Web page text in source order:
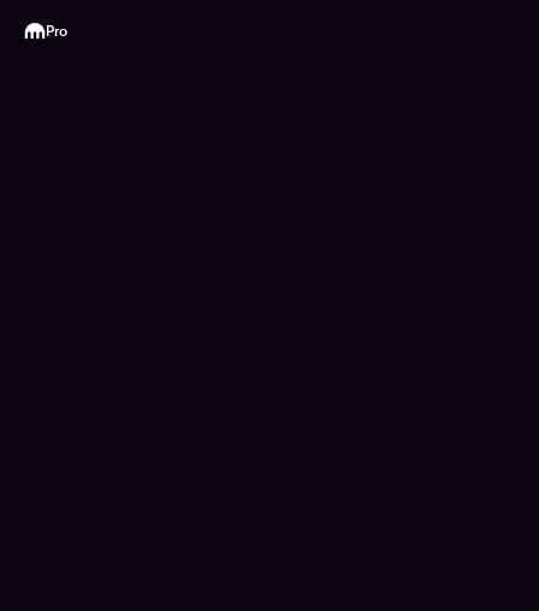
Kraken
Pro